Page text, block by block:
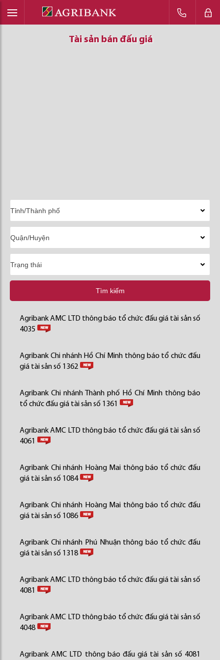
Tài sản bán đấu giá
Tài sản bán đấu giá
Tài sản bán đấu giá
Tìm kiếm
Agribank AMC LTD thông báo tổ chức đấu giá tài sản số
4035
Agribank Chi nhánh Hồ Chí Minh thông báo tổ chức đấu
giá tài sản số 1362
Agribank Chi nhánh Thành phố Hồ Chí Minh thông báo
tổ chức đấu giá tài sản số 1361
Agribank AMC LTD thông báo tổ chức đấu giá tài sản số
4061
Agribank Chi nhánh Hoàng Mai thông báo tổ chức đấu
giá tài sản số 1084
Agribank Chi nhánh Hoàng Mai thông báo tổ chức đấu
giá tài sản số 1086
Agribank Chi nhánh Phú Nhuận thông báo tổ chức đấu
giá tài sản số 1318
Agribank AMC LTD thông báo tổ chức đấu giá tài sản số
4081
Agribank AMC LTD thông báo tổ chức đấu giá tài sản số
4048
Agribank AMC LTD thông báo đấu giá tài sản số 4081